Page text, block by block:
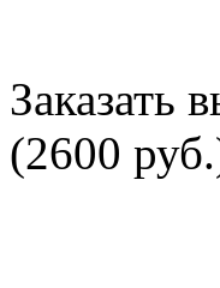
Заказать
(2600